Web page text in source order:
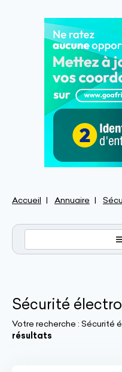
Accueil Annuaire
Sécurité
Votre recherche : Sécurité
résultats